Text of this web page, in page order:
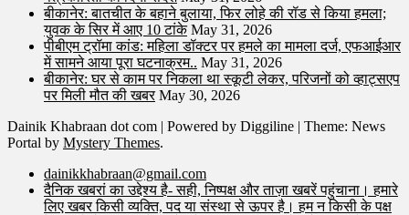
बीकानेर: बातचीत के बहाने बुलाया, फिर लोहे की रॉड से किया हमला;
युवक के सिर में आए 10 टांके May 31, 2026
पीबीएम ट्रॉमा कांड: महिला डॉक्टर पर हमले का मामला दर्ज, एफआईआर
में सामने आया पूरा घटनाक्रम.. May 31, 2026
बीकानेर: घर से काम पर निकला था स्कूटी लेकर, परिजनों को व्हाट्सएप
पर मिली मौत की खबर May 30, 2026
Dainik Khabraan dot com | Powered by Diggiline | Theme: News
Portal by Mystery Themes.
dainikkhabraan@gmail.com
दैनिक खबरां का उद्देश्य है- सही, निष्पक्ष और ताज़ा खबरें पहुंचाना। हमारे
लिए खबर किसी व्यक्ति, पद या संस्था से ऊपर है। हम न किसी के पक्ष